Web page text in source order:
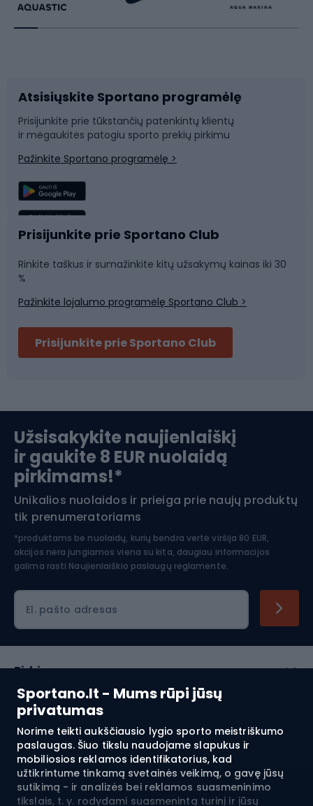
Sportano.lt - Mums rūpi jūsų
privatumas
Norime teikti aukščiausio lygio sporto meistriškumo
paslaugas. Šiuo tikslu naudojame slapukus ir
mobiliosios reklamos identifikatorius, kad
užtikrintume tinkamą svetainės veikimą, o gavę jūsų
sutikimą - ir analizės bei reklamos suasmeninimo
tikslais, t. y. rodydami suasmenintą turinį ir jūsų
Dviratininkų apranga
Dviračių dalys
Laipiojimas
Žvejyba
Sportinė medicina
Rakečių sportas
Rogutės ir čiuožynės
Snieglenčių sportas
Plaukimas
Komandinis sportas
Slidinėjimas
Apranga žiemos sportui
Šiaurietiškas ėjimas
Atsisiųskite Sportano programėlę
Prisijunkite prie tūkstančių patenkintų klientų
ir mėgaukitės patogiu sporto prekių pirkimu
Pažinkite Sportano programėlę >
Prisijunkite prie Sportano Club
Rinkite taškus ir sumažinkite kitų užsakymų kainas iki 30
%
Pažinkite lojalumo programėlę Sportano Club >
Prisijunkite prie Sportano Club
Užsisakykite naujienlaiškį
ir gaukite 8 EUR nuolaidą
pirkimams!*
Unikalios nuolaidos ir prieiga prie naujų produktų
tik prenumeratoriams
*produktams be nuolaidų, kurių bendra vertė viršija 80 EUR,
akcijos nėra jungiamos viena su kita, daugiau informacijos
galima rasti Naujienlaiškio paslaugų reglamente.
El. pašto adresas
Pirkimas
Klientų aptarnavimas
Reglamentai
Apie mus